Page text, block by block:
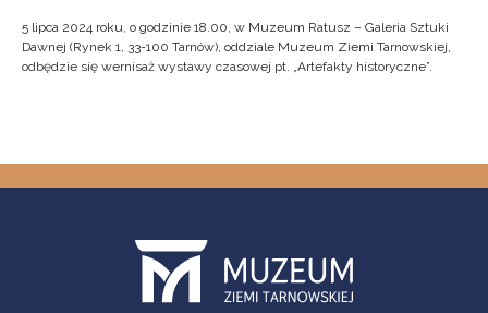
5 lipca 2024 roku, o godzinie 18.00, w Muzeum Ratusz – Galeria Sztuki
Dawnej (Rynek 1, 33-100 Tarnów), oddziale Muzeum Ziemi Tarnowskiej,
odbędzie się wernisaż wystawy czasowej pt. „Artefakty historyczne”.